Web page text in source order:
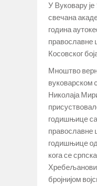
У Вуковару
свечана
година
православне
Косовског
Мноштво
вуковарском
Николаја
годишњице
православне
годишњице од
кога се
бројнијом